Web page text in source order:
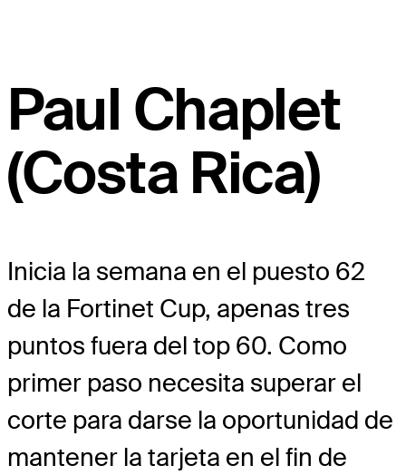
Paul Chaplet
(Costa Rica)
Inicia la semana en el puesto 62
de la Fortinet Cup, apenas tres
puntos fuera del top 60. Como
primer paso necesita superar el
corte para darse la oportunidad de
mantener la tarjeta en el fin de